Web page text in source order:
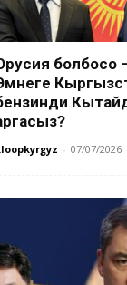
болбосо
- 07/07/2026